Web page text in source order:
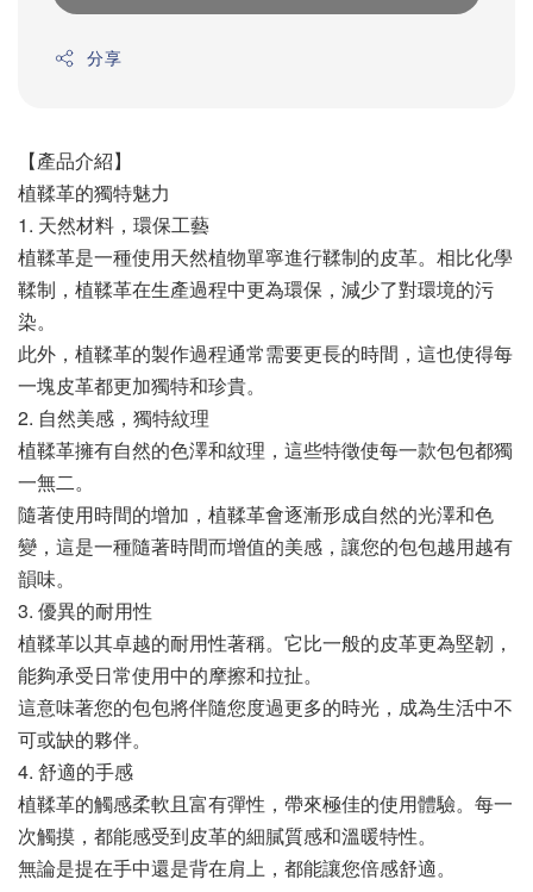
分享
【產品介紹】
植鞣革的獨特魅力
1. 天然材料，環保工藝
植鞣革是一種使用天然植物單寧進行鞣制的皮革。相比化學
鞣制，植鞣革在生產過程中更為環保，減少了對環境的污
染。
此外，植鞣革的製作過程通常需要更長的時間，這也使得每
一塊皮革都更加獨特和珍貴。
2. 自然美感，獨特紋理
植鞣革擁有自然的色澤和紋理，這些特徵使每一款包包都獨
一無二。
隨著使用時間的增加，植鞣革會逐漸形成自然的光澤和色
變，這是一種隨著時間而增值的美感，讓您的包包越用越有
韻味。
3. 優異的耐用性
植鞣革以其卓越的耐用性著稱。它比一般的皮革更為堅韌，
能夠承受日常使用中的摩擦和拉扯。
這意味著您的包包將伴隨您度過更多的時光，成為生活中不
可或缺的夥伴。
4. 舒適的手感
植鞣革的觸感柔軟且富有彈性，帶來極佳的使用體驗。每一
次觸摸，都能感受到皮革的細膩質感和溫暖特性。
無論是提在手中還是背在肩上，都能讓您倍感舒適。